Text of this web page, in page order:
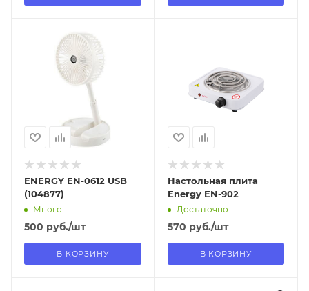
Отправим
11.08.2026
В наличии в пункте
самовывоза
ENERGY EN-0612 USB
(104877)
Много
500 руб./шт
В КОРЗИНУ
В наличии в пункте
самовывоза
Настольная плита
Energy EN-902
Достаточно
570 руб./шт
В КОРЗИНУ